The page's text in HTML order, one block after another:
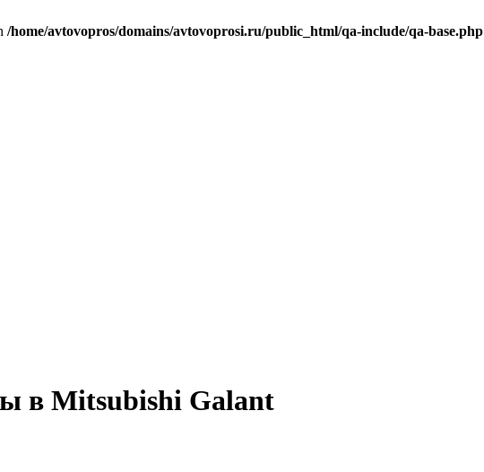
/home/avtovopros/domains/avtovoprosi.ru/public_html/qa-include/qa-base.php
в Mitsubishi Galant